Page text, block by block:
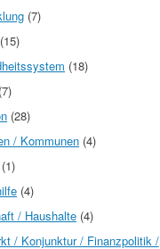
(7)
(15)
(18)
(7)
(28)
/ Kommunen (4)
(1)
(4)
/ Haushalte (4)
/ Konjunktur / Finanzpolitik /